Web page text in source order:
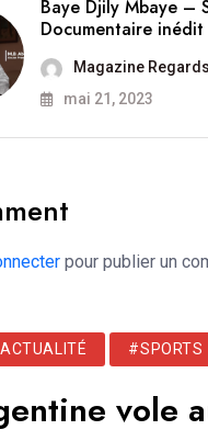
Baye Djily Mbaye –
Documentaire inédit
Magazine Regards
mai 21, 2023
pour publier un
#SPORTS
vole